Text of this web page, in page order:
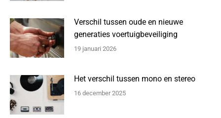
Verschil tussen oude en nieuwe
generaties voertuigbeveiliging
19 januari 2026
Het verschil tussen mono en stereo
16 december 2025